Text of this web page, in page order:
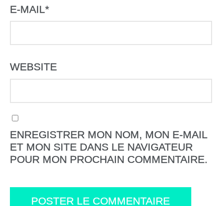
E-MAIL*
WEBSITE
ENREGISTRER MON NOM, MON E-MAIL
ET MON SITE DANS LE NAVIGATEUR
POUR MON PROCHAIN COMMENTAIRE.